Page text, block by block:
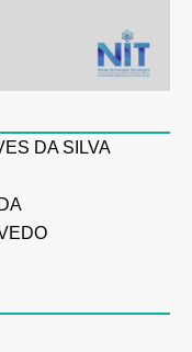
DA SILVA